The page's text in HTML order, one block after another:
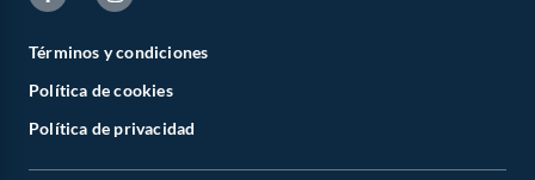
Términos y condiciones
Política de cookies
Política de privacidad